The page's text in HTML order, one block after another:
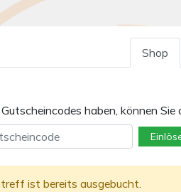
Shop
haben, können Sie
ist bereits ausgebucht.